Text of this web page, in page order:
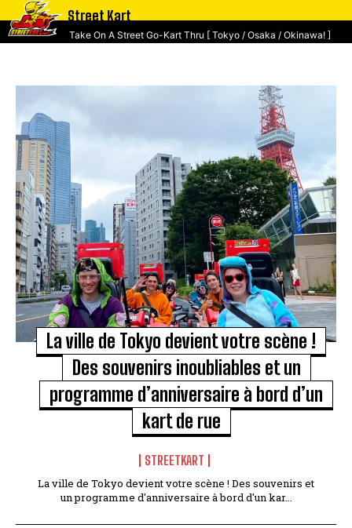
Street Kart
Take On A Street Go-Kart Thru [ Tokyo / Osaka / Okinawa! ]
La ville de Tokyo devient votre scène !
Des souvenirs inoubliables et un
programme d’anniversaire à bord d’un
kart de rue
STREETKART
La ville de Tokyo devient votre scène ! Des souvenirs et
un programme d'anniversaire à bord d'un kar...